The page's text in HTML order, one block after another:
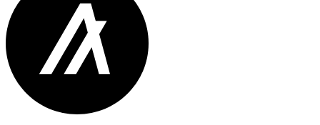
Ethereum
ETH